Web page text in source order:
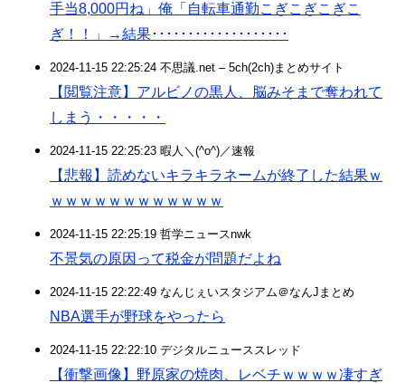
手当8,000円ね」俺「自転車通勤こぎこぎこぎこ
ぎ！！」→結果･･･････････････････
2024-11-15 22:25:24 不思議.net – 5ch(2ch)まとめサイト
【閲覧注意】アルビノの黒人、脳みそまで奪われて
しまう・・・・・
2024-11-15 22:25:23 暇人＼(^o^)／速報
【悲報】読めないキラキラネームが終了した結果ｗ
ｗｗｗｗｗｗｗｗｗｗｗｗ
2024-11-15 22:25:19 哲学ニュースnwk
不景気の原因って税金が問題だよね
2024-11-15 22:22:49 なんじぇいスタジアム＠なんJまとめ
NBA選手が野球をやったら
2024-11-15 22:22:10 デジタルニューススレッド
【衝撃画像】野原家の焼肉、レベチｗｗｗｗ凄すぎ